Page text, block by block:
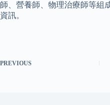
師、營養師、物理治療師等組
資訊。
PREVIOUS